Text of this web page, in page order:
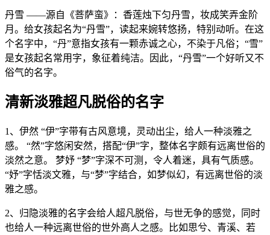
丹雪 ——源自《菩萨蛮》：香莲烛下匀丹雪，妆成笑弄金阶
月。给女孩起名为“丹雪”，读起来婉转悠扬，特别动听。在这
个名字中，“丹”意指女孩有一颗赤诚之心，不染于凡俗；“雪”
是女孩起名常用字，象征着纯洁。因此，“丹雪”一个好听又不
俗气的名字。
清新淡雅超凡脱俗的名字
1、伊然 “伊”字带有古风意境，灵动出尘，给人一种淡雅之
感。 “然”字悠闲安然，搭配“伊”字，整体名字颇有远离世俗的
淡然之意。 梦妤 “梦”字深不可测，令人着迷，具有气质感。
“妤”字恬淡文雅，与“梦”字结合，如梦似幻，有远离世俗的淡
雅之感。
2、归隐淡雅的名字会给人超凡脱俗，与世无争的感觉，同时
也给人一种远离世俗的世外高人之感。比如思兮、青溪、若